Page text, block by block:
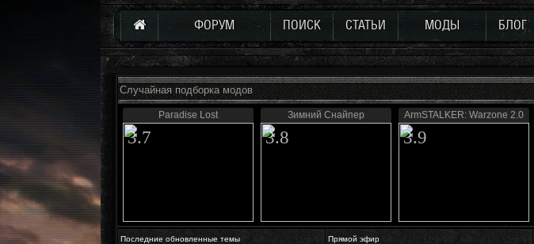
ФОРУМ ПОИСК СТАТЬИ МОДЫ БЛОГ
Случайная подборка модов
Paradise Lost
3.7
Зимний Снайпер
3.8
ArmSTALKER: Warzone 2.0
3.9
Последние обновленные темы Прямой эфир